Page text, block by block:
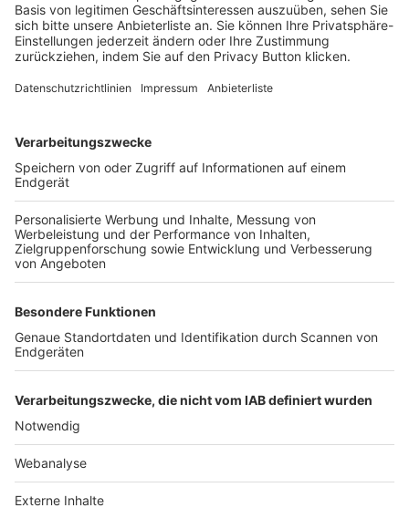
Login SpielPlus
FOLGE DEM BFV
TOP-VEREINE
TOP-PARTNER
Nutzungsbedingungen Datenschutz Impressum